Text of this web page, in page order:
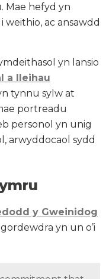
Mae hefyd yn
ac ansawdd
yn lansio
a lleihau
tynnu sylw at
portreadu
personol yn unig
arwyddocaol sydd
y Gweinidog
yn un o’i